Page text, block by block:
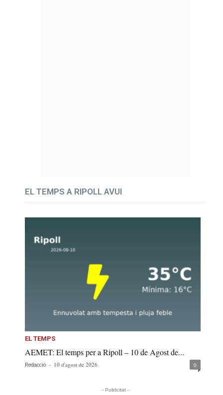
EL TEMPS A RIPOLL AVUI
EL TEMPS
AEMET: El temps per a Ripoll – 10 de Agost de...
Redacció - 10 d'agost de 2026 0
- Publicitat -